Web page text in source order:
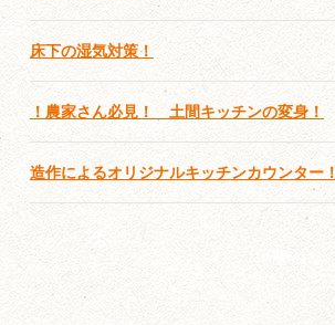
床下の湿気対策！
！農家さん必見！ 土間キッチンの変身！
造作によるオリジナルキッチンカウンター！